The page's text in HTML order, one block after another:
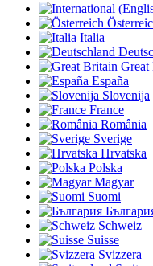
Italia
Great
España
Slovenija
France
România
Sverige
Hrvatska
Polska
Magyar
Suomi
Schweiz
Suisse
Svizzera